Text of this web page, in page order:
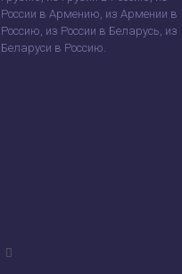
России в Армению, из Армении в
Россию, из России в Беларусь, из
Беларуси в Россию.